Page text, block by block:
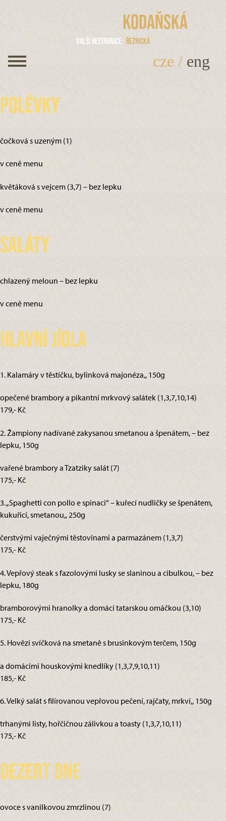
Kodaňská
Další restaurace Řeznická
cze / eng
Polévky
čočková s uzeným (1)
v ceně menu
květáková s vejcem (3,7) – bez lepku
v ceně menu
Saláty
chlazený meloun – bez lepku
v ceně menu
Hlavní jídla
1. Kalamáry v těstíčku, bylinková majonéza,, 150g
opečené brambory a pikantní mrkvový salátek (1,3,7,10,14)
179,- Kč
2. Žampiony nadívané zakysanou smetanou a špenátem, – bez
lepku, 150g
vařené brambory a Tzatziky salát (7)
175,- Kč
3. „Spaghetti con pollo e spinaci“ – kuřecí nudličky se špenátem,
kukuřicí, smetanou,, 250g
čerstvými vaječnými těstovinami a parmazánem (1,3,7)
175,- Kč
4. Vepřový steak s fazolovými lusky se slaninou a cibulkou, – bez
lepku, 180g
bramborovými hranolky a domácí tatarskou omáčkou (3,10)
175,- Kč
5. Hovězí svíčková na smetaně s brusinkovým terčem, 150g
a domácími houskovými knedlíky (1,3,7,9,10,11)
185,- Kč
6. Velký salát s filírovanou vepřovou pečení, rajčaty, mrkví,, 150g
trhanými listy, hořčičnou zálivkou a toasty (1,3,7,10,11)
175,- Kč
Dezert dne
ovoce s vanilkovou zmrzlinou (7)